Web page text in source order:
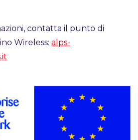
contatta il punto di
Wireless: alps-